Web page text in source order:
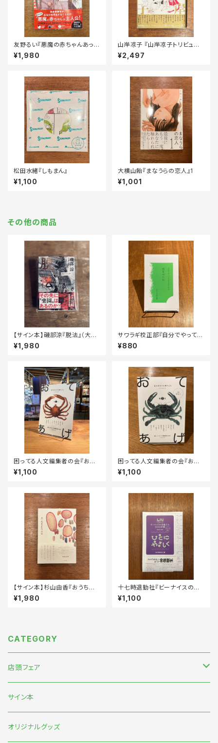
友野るい『悪魔の赤ちゃんあっく
ん』
¥1,980
山岸凉子 『山岸凉子トリビュー
ト』
¥2,497
松田水緒『しもまん』
¥1,100
大横山飴『まなうらの恋人』1
¥1,001
その他の商品
【サイン本】磯部涼『脱法』（大洋
図書）
¥1,980
サワラギ校正部『自分でやってみ
る人のための 校正のたね』
¥880
困ってる人文編集者の会『おて
あげ』第1号
¥1,100
困ってる人文編集者の会『おて
あげ』第2号
¥1,100
【サイン本】杉山由香『おうちさよ
なら日記』
¥1,980
十七時退勤社『ビーナイスの本
屋さん全出店記録2009-202
5』
¥1,100
CATEGORY
店頭フェア
5月末〜伊藤紺『わたしのなかにある巨大な星』刊行記念フェア
7月『グッバイ・ハロー・ワールド』『終末パートナー』刊行記念
サイン本
オリジナルグッズ